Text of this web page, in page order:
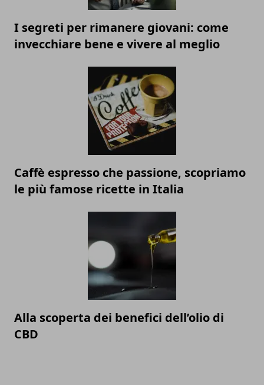
I segreti per rimanere giovani: come
invecchiare bene e vivere al meglio
Caffè espresso che passione, scopriamo
le più famose ricette in Italia
Alla scoperta dei benefici dell’olio di
CBD